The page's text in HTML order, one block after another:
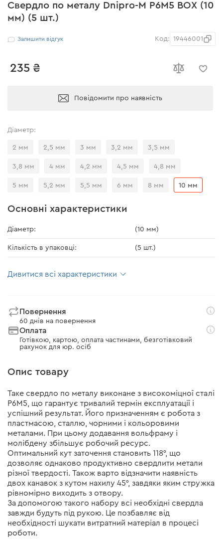
Свердло по металу Dnipro-M P6M5 BOX (10
мм) (5 шт.)
Залишити відгук Код: 19446001
235 ₴
Повідомити про наявність
Діаметр:
2 мм 2,5 мм 3 мм 3,2 мм 3,5 мм
3,8 мм 4 мм 4,2 мм 4,5 мм 4,8 мм
5 мм 5,2 мм 5,5 мм 6 мм 8 мм 10 мм
Основні характеристики
Діаметр: (10 мм)
Кількість в упаковці: (5 шт.)
Дивитися всі характеристики
Повернення
60 днів на повернення
Оплата
Готівкою, картою, оплата частинами, безготівковий
рахунок для юр. осіб
Опис товару
Таке свердло по металу виконане з високоміцної сталі
Р6М5, що гарантує тривалий термін експлуатації і
успішний результат. Його призначенням є робота з
пластмасою, сталлю, чорними і кольоровими
металами. При цьому додавання вольфраму і
молібдену збільшує робочий ресурс.
Оптимальний кут заточення становить 118°, що
дозволяє однаково продуктивно свердлити метали
різної твердості. Також варто відзначити наявність
двох канавок з кутом нахилу 45°, завдяки яким стружка
рівномірно виходить з отвору.
За допомогою такого набору всі необхідні свердла
завжди будуть під рукою. Це позбавляє від
необхідності шукати витратний матеріал в процесі
роботи.